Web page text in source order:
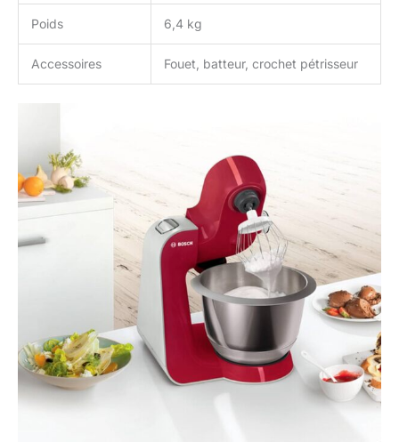
Poids 6,4 kg
Accessoires Fouet, batteur, crochet pétrisseur